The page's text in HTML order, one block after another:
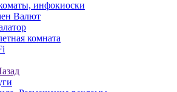
инфокиоски
Валют
комната